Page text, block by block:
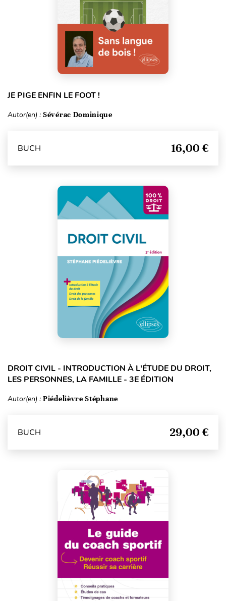
JE PIGE ENFIN LE FOOT !
Autor(en) : Sévérac Dominique
BUCH 16,00 €
DROIT CIVIL - INTRODUCTION À L'ÉTUDE DU DROIT,
LES PERSONNES, LA FAMILLE - 3E ÉDITION
Autor(en) : Piédelièvre Stéphane
BUCH 29,00 €